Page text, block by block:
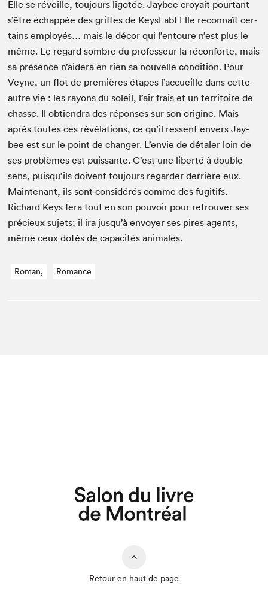
Elle se réveille, tou­jours lig­otée. Jay­bee croy­ait pour­tant
s’être échap­pée des griffes de KeysLab! Elle recon­naît cer­
tains employés… mais le décor qui l’entoure n’est plus le
même. Le regard som­bre du pro­fesseur la récon­forte, mais
sa présence n’aidera en rien sa nou­velle con­di­tion. Pour
Veyne, un flot de pre­mières étapes l’accueille dans cette
autre vie : les rayons du soleil, l’air frais et un ter­ri­toire de
chas­se. Il obtien­dra des répons­es sur son orig­ine. Mais
après toutes ces révéla­tions, ce qu’il ressent envers Jay­
bee est sur le point de chang­er. L’envie de détaler loin de
ses prob­lèmes est puis­sante. C’est une lib­erté à dou­ble
sens, puisqu’ils doivent tou­jours regarder der­rière eux.
Main­tenant, ils sont con­sid­érés comme des fugi­tifs.
Richard Keys fera tout en son pou­voir pour retrou­ver ses
pré­cieux sujets; il ira jusqu’à envoy­er ses pires agents,
même ceux dotés de capac­ités animales.
Roman, Romance
Retour en haut de page